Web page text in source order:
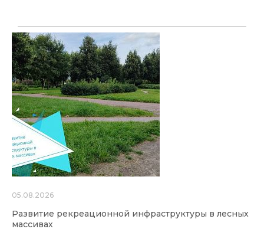
05.08.2026
Развитие рекреационной инфраструктуры в лесных
массивах